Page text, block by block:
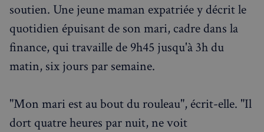
soutien. Une jeune maman expatriée y décrit le
quotidien épuisant de son mari, cadre dans la
finance, qui travaille de 9h45 jusqu'à 3h du
matin, six jours par semaine.
"Mon mari est au bout du rouleau", écrit-elle. "Il
dort quatre heures par nuit, ne voit